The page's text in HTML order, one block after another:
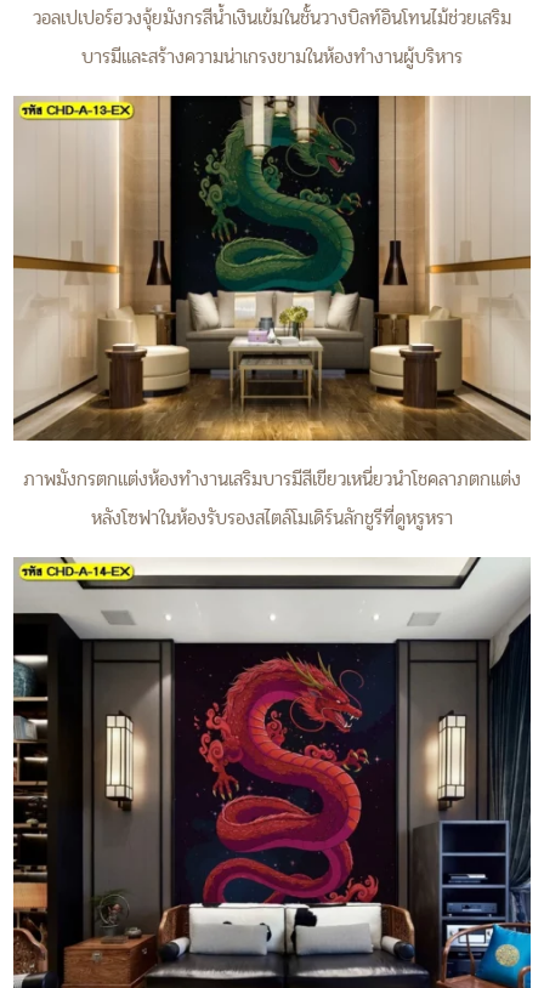
วอลเปเปอร์ฮวงจุ้ยมังกรสีน้ำเงินเข้มในชั้นวางบิลท์อินโทนไม้ช่วยเสริม
บารมีและสร้างความน่าเกรงขามในห้องทำงานผู้บริหาร
ภาพมังกรตกแต่งห้องทำงานเสริมบารมีสีเขียวเหนี่ยวนำโชคลาภตกแต่ง
หลังโซฟาในห้องรับรองสไตล์โมเดิร์นลักชูรีที่ดูหรูหรา